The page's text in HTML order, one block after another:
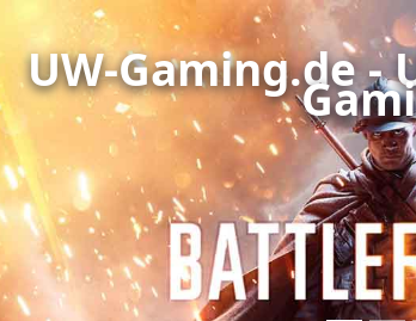
UW-Gaming.de -